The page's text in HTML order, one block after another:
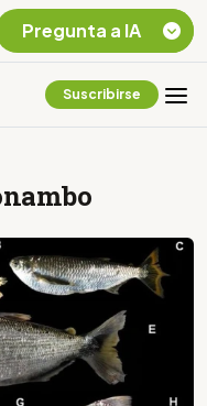
Suscribirse
Pregunta a IA
Listar destinos
Amazonia Ecuatoriana
¿En que consiste la
tasa minera que rige en
Ecuador?